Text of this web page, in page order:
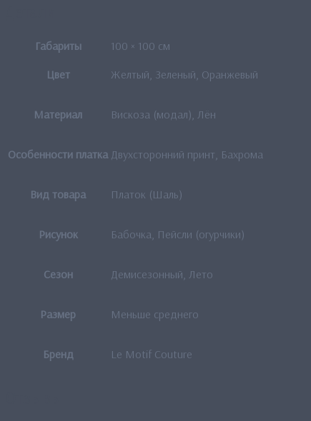
Габариты
100 × 100 см
Цвет
Желтый, Зеленый, Оранжевый
Материал Вискоза (модал), Лён
Особенности платка Двухсторонний принт, Бахрома
Вид товара Платок (Шаль)
Рисунок Бабочка, Пейсли (огурчики)
Сезон Демисезонный, Лето
Размер Меньше среднего
Бренд Le Motif Couture